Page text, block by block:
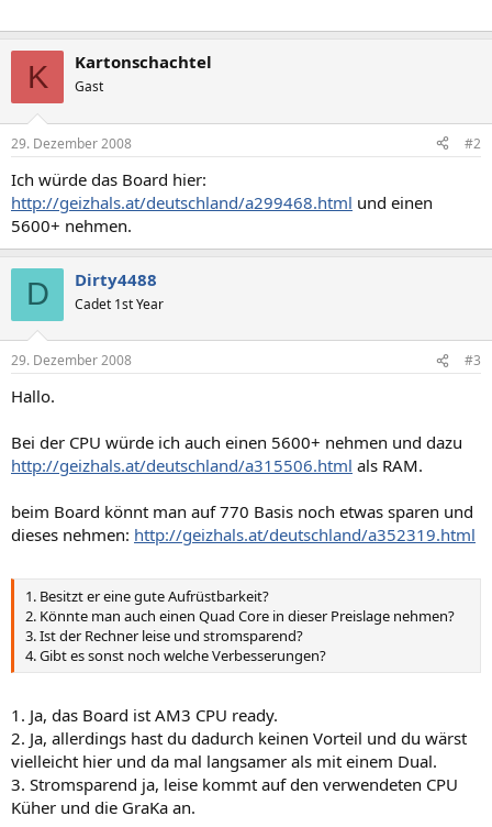
K Kartonschachtel
Gast
29. Dezember 2008 #2
Ich würde das Board hier:
http://geizhals.at/deutschland/a299468.html und einen
5600+ nehmen.
D Dirty4488
Cadet 1st Year
29. Dezember 2008 #3
Hallo.
Bei der CPU würde ich auch einen 5600+ nehmen und dazu
http://geizhals.at/deutschland/a315506.html als RAM.
beim Board könnt man auf 770 Basis noch etwas sparen und
dieses nehmen: http://geizhals.at/deutschland/a352319.html
1. Besitzt er eine gute Aufrüstbarkeit?
2. Könnte man auch einen Quad Core in dieser Preislage nehmen?
3. Ist der Rechner leise und stromsparend?
4. Gibt es sonst noch welche Verbesserungen?
1. Ja, das Board ist AM3 CPU ready.
2. Ja, allerdings hast du dadurch keinen Vorteil und du wärst
vielleicht hier und da mal langsamer als mit einem Dual.
3. Stromsparend ja, leise kommt auf den verwendeten CPU
Küher und die GraKa an.